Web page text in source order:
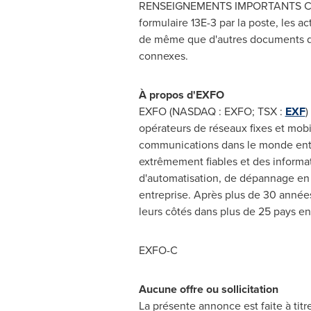
RENSEIGNEMENTS
formulaire 13E-3 par la poste, les
de même que d'autres documents
connexes.
À propos d'EXFO
EXFO (NASDAQ : EXFO; TSX : EXF
opérateurs de réseaux fixes et
communications dans le monde
extrêmement fiables et des
d'automatisation, de dépannage
entreprise. Après plus de 30
leurs côtés dans plus de 25 pays
EXFO-C
Aucune offre ou sollicitation
La présente annonce est faite à